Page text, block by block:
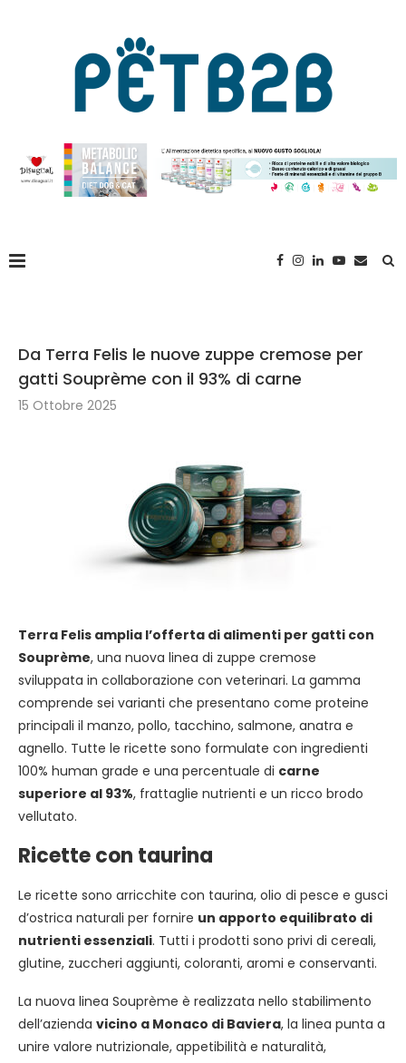
Da Terra Felis le nuove zuppe cremose per
gatti Souprème con il 93% di carne
15 Ottobre 2025
Terra Felis amplia l’offerta di alimenti per gatti con
Souprème, una nuova linea di zuppe cremose
sviluppata in collaborazione con veterinari. La gamma
comprende sei varianti che presentano come proteine
principali il manzo, pollo, tacchino, salmone, anatra e
agnello. Tutte le ricette sono formulate con ingredienti
100% human grade e una percentuale di carne
superiore al 93%, frattaglie nutrienti e un ricco brodo
vellutato.
Ricette con taurina
Le ricette sono arricchite con taurina, olio di pesce e gusci
d’ostrica naturali per fornire un apporto equilibrato di
nutrienti essenziali. Tutti i prodotti sono privi di cereali,
glutine, zuccheri aggiunti, coloranti, aromi e conservanti.
La nuova linea Souprème è realizzata nello stabilimento
dell’azienda vicino a Monaco di Baviera, la linea punta a
unire valore nutrizionale, appetibilità e naturalità,